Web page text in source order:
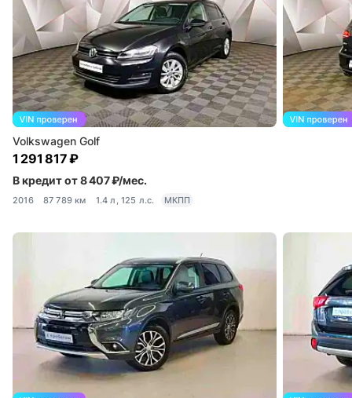
Volkswagen Golf
1 291 817 ₽
В кредит от 8 407 ₽/мес.
2016 87 789 км 1.4 л, 125 л.с. МКПП